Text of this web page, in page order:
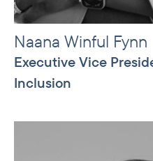
Naana Winful Fynn
Executive Vice
Inclusion